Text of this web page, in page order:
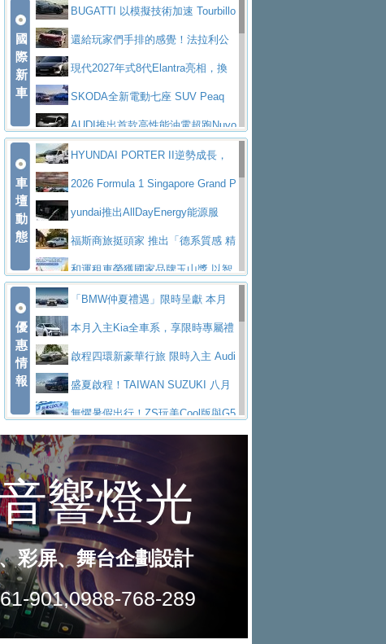
下旬問世！2024第六屆ISUZU運轉職人挑戰賽
首度前進南台灣熱烈開戰
豪華電能休旅新星 Audi Q4 Sportba
ck 55 e-tron S lineScania Taiwan 逆風而行，加深力
道投資布局
萬起
新，新增 Yakudo 特別版
Skoda Peaq 發表全新電動動力系
統 最長續航逾 640 公里、支援雙向供電
BMW M2 首度導入 xDrive 四驅，
美國與瑞士需求成關鍵推手
The all-new T-Roc 魅力 自成焦點
Maserati GT2 Stradale「Tribute to
MC12」全球首度亮相
迎接 RANGE ROVER 品牌家族第
五位成員 全新 RANGE ROVER GT 預告登
場
造型華麗時尚、科技座艙再進化，P
eugeot 208小改款發表上市94.8萬起
突然滿天都是小星星！ 台灣賓士突
襲式宣告全新 GLB 第四季上市即日起接單1
98萬起
台灣僅此一台 ! ROYAL ENFIELD
SHOTGUN 650 x ROUGH CRAFTS 限量特
仕版29日開放搶購
國
際
新
車
BUGATTI 以模擬技術加速 Tourbillo
n 動態開發還給玩家們手排的感覺！法拉利公
布12Cilidri Manaule手排超跑產品細節
現代2027年式8代Elantra亮相，換
裝更銳利的造型、更先進的資訊娛樂系統及
更高效的動力
SKODA全新電動七座 SUV Peaq
問世，擁有品牌史上最寬敞且豪華的座艙
AUDI推出首款高性能油電超跑Nuvo
lari，0到100公里加速2.6秒、極速350公里
／小時
百年三叉戟傳奇再啟程 Maserati 重
返 1000 Miglia 傳承競速榮耀
法拉利首款純電跑車Luce亮相，最
大馬力超過1000匹並具備530公里最大續航
里程
小車大空間、座艙科技更先進，SK
ODA發表全新純電跨界休旅Eipq祭平民化車
價89萬起
賓士AMG.EA專屬平台首作，Merc
edes-AMG 全新GT 4-Door Coupe全球首發
福斯推出首款GTI純電性能掀背ID.
Polo GTI，擁有226匹馬力和零百加速 6.8
秒的實力
Jaguar 公布四門 GT車款正式車名
為JAGUAR TYPE 01
終於跟上進度，LEXUS發表首款三
排六座純電旗艦休旅 TZ
有錢也買不到的Golf R！福斯打造
全新Golf R 24h賽車將挑戰紐柏林24小時耐
久賽
SKODA公布全新小型純電跨界休旅
Epiq內裝設計，預計5月19日全球首發
福斯全新 ID. Polo 起跳價約台幣94
萬，續航里程可達到455公里附氣動式按摩
座椅
福斯宣布Golf與T-Roc推出Full Hybri
d全油電複合動力車型，預計於今年第四季
上市
KIA米蘭設計周展出Vision Meta Tu
rismo概念車並公布所有相關資訊，未來將
是命名為EV8
BMW 旗艦房車7系列中期改款，外
觀煥然一新、內裝科技與電動車續航里程大
幅升級
借「東風」之力，HONDA推出中國
製造日本重新貼牌全新4代Insight純電動休
旅
現代汽車發表全新電動跨界休旅Ioni
q 3，科幻風格的造型具備335公里最大續航
里程
車
壇
動
態
HYUNDAI PORTER II逆勢成長，
勇奪中型貨車銷售冠軍
2026 Formula 1 Singapore Grand P
rix 新加坡大獎賽 Audi 極速之旅開放報名
yundai推出AllDayEnergy能源服
務 讓電動車化身行動儲能系統
福斯商旅挺頭家 推出「德系質感 精
算圓夢」專案和運租車榮獲國家品牌玉山獎 以智
慧移動與綠能創新父親節霸氣獻禮！PGO 威力125 最
低入手價 $60,900 起 省油ｘ安全ｘ大空間
陪爸爸輕鬆
Toyota歐洲純電車銷量翻倍 2026
上半年成長113％
NISSAN X-TRAIL 上市首月銷量
躋身同級前3名Subaru推動燃油、油電與純電車混
線生產 以彈性製造應對市場變化
XFORCE攜手臺南祀典大天后宮 試
乘就送限量「幸福駕到」過爐御守
Volvo Trucks 承諾成為高科技供應
鏈的可靠夥伴格上租車暑期享8% LINE POINTS
回饋 再抽黑鑰匙尊榮禮遇
匠心淬鍊展現世代躍進 ALL-NEW
MAZDA CX-5 延長保固禮遇限時實施
魅力 自成焦點 胡宇威擔任 The all-
new T-Roc 品牌大使 攜手Volkswagen展現
不被定義的
Skoda Motorsport 125 週年 全台 R
S Roadshow 熱血啟動
Nissan力拚縮短新車開發週期 導
入AI、借鏡中國車廠求生
全台最速充電樁降臨桃園！ 華城電
能首座640kW極速充電站正式啟用
BMW iX3投產9個月突破5萬輛 匈
優
惠
情
報
「BMW仲夏禮遇」限時呈獻 本月
入主即享尊榮豪華五星假期 多元優購方案
同步實施
本月入主Kia全車系，享限時專屬禮
遇 啟程四環新豪華行旅 限時入主 Audi
A6 旗艦陣容 低月付5,888元起及3 年乙式險
購置金
盛夏啟程！TAIWAN SUZUKI 八月
禮遇全面升級無懼暑假出行！ZS玩美Cool版與G5
0 PLUS酷涼特仕版升級通風座椅
Ford天外飛來禮 Territory旗艦響宴
三件組 再享0利率 入主再抽美國雙人來回機
票
Forester油電版上市週年保固升級
父親節再享SUBARU爸氣豪禮
PEUGEOT、CITROEN「EN ROU
TE！La Vie en Route｜法式日常，即刻啟
程」 全車系享 5 年
全能ZS翻玩新視界！全新27年式換
裝曜黑風格套件 含舊換新60萬內輕鬆入手
暑假購車趁現在！ PGO 全車系一
日限定賞車會 指定車款送3,000元加油卡
特斯拉掀充電價格戰 EVOASIS推
訂閱制假日最低5.25元會員優惠
Honda Motorcycle攜手築間餐飲集
團「燒肉Smile」跨界合作
出國、國旅都能用！iRent前進桃園